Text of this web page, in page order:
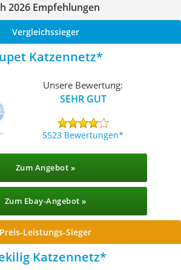
2026 Empfehlungen
Vergleichssieger
Katzennetz
Unsere Bewertung:
SEHR GUT
5523 Bewertungen
Zum Angebot »
Zum Ebay-Angebot »
Preis-Leistungs-Sieger
Katzennetz